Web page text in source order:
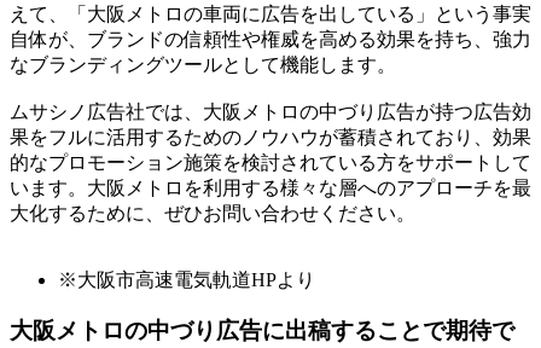
えて、「大阪メトロの車両に広告を出している」という事実
自体が、ブランドの信頼性や権威を高める効果を持ち、強力
なブランディングツールとして機能します。
ムサシノ広告社では、大阪メトロの中づり広告が持つ広告効
果をフルに活用するためのノウハウが蓄積されており、効果
的なプロモーション施策を検討されている方をサポートして
います。大阪メトロを利用する様々な層へのアプローチを最
大化するために、ぜひお問い合わせください。
※大阪市高速電気軌道HPより
大阪メトロの中づり広告に出稿することで期待で